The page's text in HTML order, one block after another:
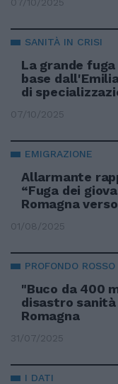
SANITÀ IN CRISI
La grande
base
di
07/10/2025
EMIGRAZIONE
Allarmante
“Fuga dei
Romagna
01/08/2025
PROFONDO ROSSO
"Buco da 400
disastro sanità
Romagna
31/07/2025
I DATI